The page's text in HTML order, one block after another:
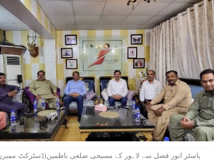
پاسٹر انور فضل سے لاہور کے مسیحی ضلعی ناظمین(ڈسٹرکٹ